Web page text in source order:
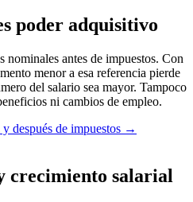
poder adquisitivo
nominales antes de impuestos. Con
menor a esa referencia pierde
del salario sea mayor. Tampoco
ni cambios de empleo.
después de impuestos →
crecimiento salarial